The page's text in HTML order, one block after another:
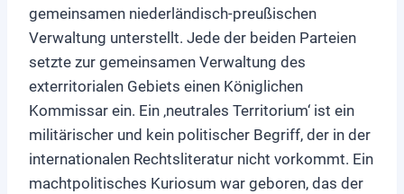
gemeinsamen niederländisch-preußischen
Verwaltung unterstellt. Jede der beiden Parteien
setzte zur gemeinsamen Verwaltung des
exterritorialen Gebiets einen Königlichen
Kommissar ein. Ein ‚neutrales Territorium‘ ist ein
militärischer und kein politischer Begriff, der in der
internationalen Rechtsliteratur nicht vorkommt. Ein
machtpolitisches Kuriosum war geboren, das der